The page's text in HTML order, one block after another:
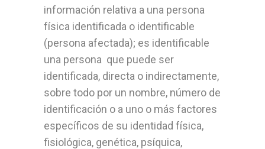
información relativa a una persona
física identificada o identificable
(persona afectada); es identificable
una persona que puede ser
identificada, directa o indirectamente,
sobre todo por un nombre, número de
identificación o a uno o más factores
específicos de su identidad física,
fisiológica, genética, psíquica,